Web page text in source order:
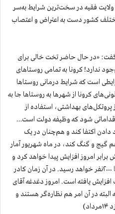
فقیه در سخت‌ترین شرایط به‌سر
کشور دست به اعتراض و اعتصاب
«در حال حاضر تخت خالی برای
و بیماران بالای ۵۰سال وجود ندارد! کرونا به تمامی روستاهای
است که شرایط درمانی روستاها
کرونا از شهر‌ها به روستا‌ها جا به
بهداشتی، استفاده از
شود که وظیفه دولت است…
دادن اکتفا کند و هم‌چنان در یک
گیج و گنگ کند، در ماه شهریور آمار
امروز افزایش پیدا خواهد کرد و
تعداد مرگ و میر‌ها به روزانه بین ۱۶۰۰ تا ۲۰۰۰نفر خواهد رسید. در آن زمان کادر
یافته است. امروز دغدغه آقای
در آن امر هم نظاره‌گر هستند و